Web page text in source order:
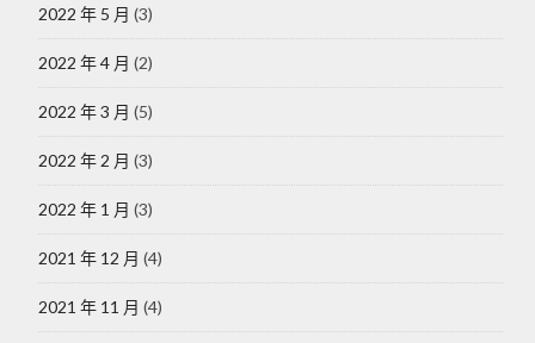
2022 年 5 月 (3)
2022 年 4 月 (2)
2022 年 3 月 (5)
2022 年 2 月 (3)
2022 年 1 月 (3)
2021 年 12 月 (4)
2021 年 11 月 (4)